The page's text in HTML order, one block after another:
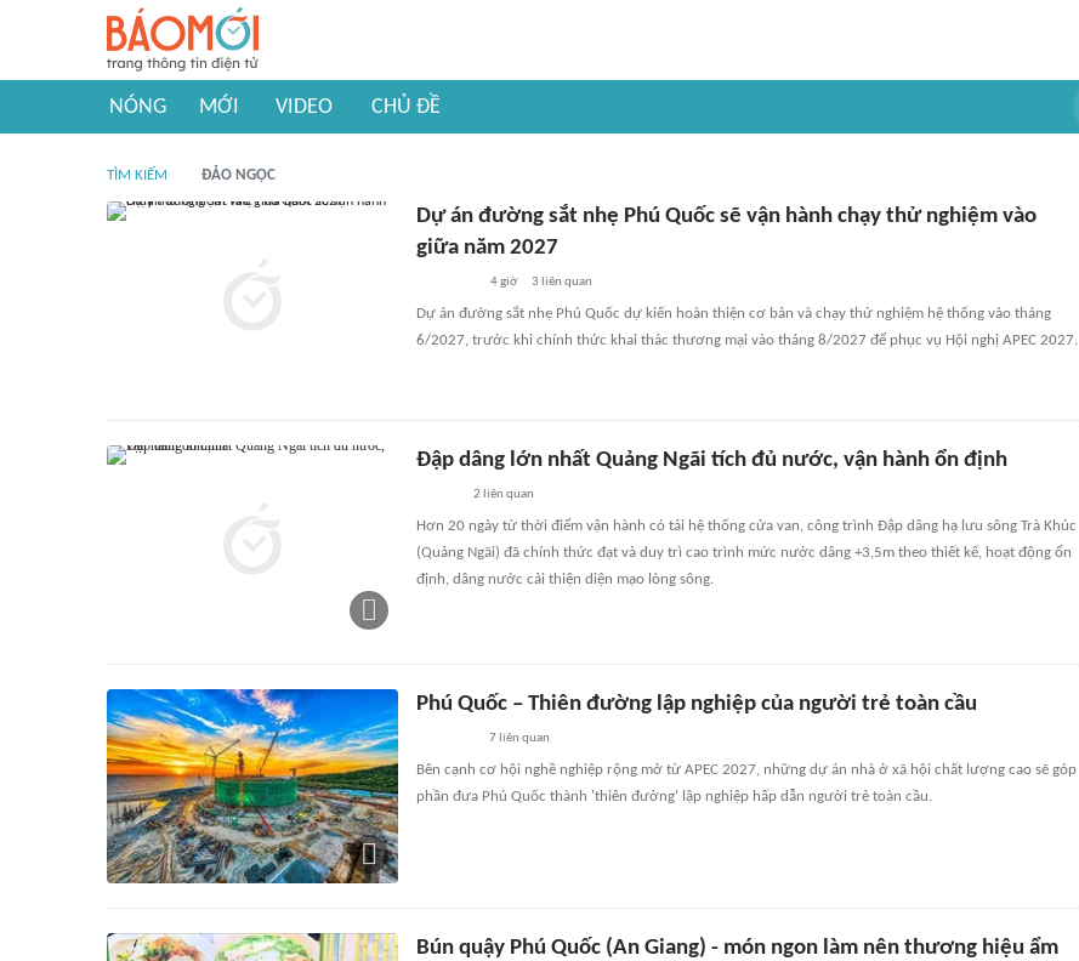
NÓNG MỚI VIDEO CHỦ ĐỀ
TÌM KIẾM ĐẢO NGỌC
Dự án đường sắt nhẹ Phú Quốc sẽ vận hành chạy thử nghiệm vào
giữa năm 2027
4 giờ 3 liên quan
Dự án đường sắt nhẹ Phú Quốc dự kiến hoàn thiện cơ bản và chạy thử nghiệm hệ thống vào tháng
6/2027, trước khi chính thức khai thác thương mại vào tháng 8/2027 để phục vụ Hội nghị APEC 2027.
Đập dâng lớn nhất Quảng Ngãi tích đủ nước, vận hành ổn định
2 liên quan
Hơn 20 ngày từ thời điểm vận hành có tải hệ thống cửa van, công trình Đập dâng hạ lưu sông Trà Khúc
(Quảng Ngãi) đã chính thức đạt và duy trì cao trình mức nước dâng +3,5m theo thiết kế, hoạt động ổn
định, dâng nước cải thiện diện mạo lòng sông.
Phú Quốc – Thiên đường lập nghiệp của người trẻ toàn cầu
7 liên quan
Bên cạnh cơ hội nghề nghiệp rộng mở từ APEC 2027, những dự án nhà ở xã hội chất lượng cao sẽ góp
phần đưa Phú Quốc thành 'thiên đường' lập nghiệp hấp dẫn người trẻ toàn cầu.
Bún quậy Phú Quốc (An Giang) - món ngon làm nên thương hiệu ẩm